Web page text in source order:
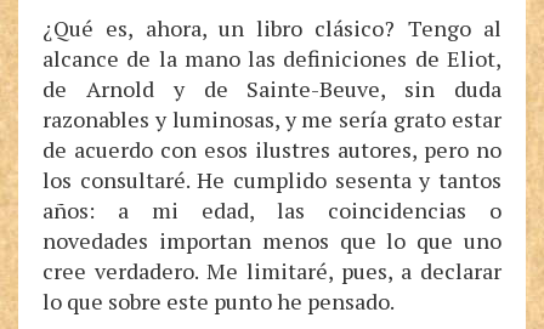
¿Qué es, ahora, un libro clásico? Tengo al
alcance de la mano las definiciones de Eliot,
de Arnold y de Sainte-Beuve, sin duda
razonables y luminosas, y me sería grato estar
de acuerdo con esos ilustres autores, pero no
los consultaré. He cumplido sesenta y tantos
años: a mi edad, las coincidencias o
novedades importan menos que lo que uno
cree verdadero. Me limitaré, pues, a declarar
lo que sobre este punto he pensado.